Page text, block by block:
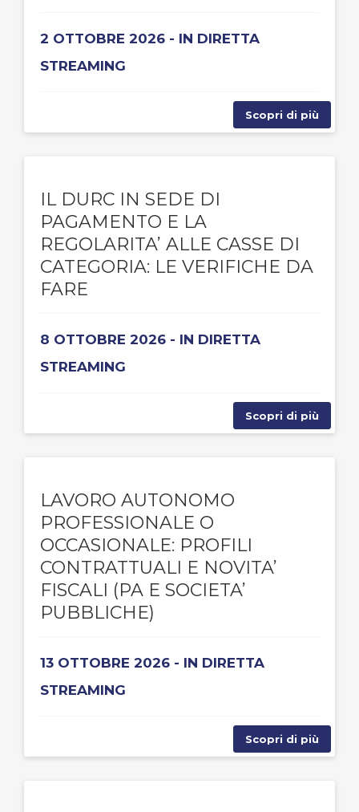
2 OTTOBRE 2026 - IN DIRETTA
STREAMING
Scopri di più
IL DURC IN SEDE DI
PAGAMENTO E LA
REGOLARITA’ ALLE CASSE DI
CATEGORIA: LE VERIFICHE DA
FARE
8 OTTOBRE 2026 - IN DIRETTA
STREAMING
Scopri di più
LAVORO AUTONOMO
PROFESSIONALE O
OCCASIONALE: PROFILI
CONTRATTUALI E NOVITA’
FISCALI (PA E SOCIETA’
PUBBLICHE)
13 OTTOBRE 2026 - IN DIRETTA
STREAMING
Scopri di più